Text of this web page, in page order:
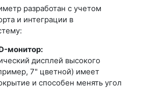
разработан с учетом
и интеграции в
монитор:
дисплей высокого
7" цветной) имеет
и способен менять угол